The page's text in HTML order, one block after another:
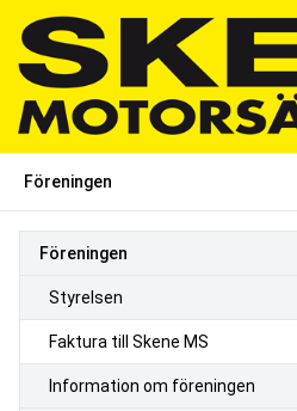
Föreningen
Föreningen
Styrelsen
Faktura till Skene MS
Information om föreningen